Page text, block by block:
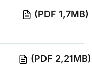
(PDF 1,7MB)
(PDF 2,21MB)